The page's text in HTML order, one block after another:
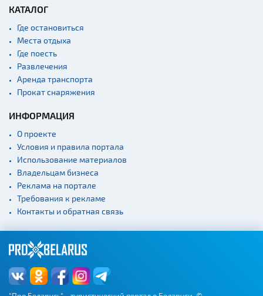
Монастыри
Костелы
Театры
Концертные залы
экскурсий: г. Минск
Спортивные
сооружения
Веломаршруты
Аэропорты
вокзалы
КАТАЛОГ
Где остановиться
Места отдыха
Где поесть
Развлечения
Аренда транспорта
Прокат снаряжения
ИНФОРМАЦИЯ
О проекте
Условия и правила портала
Использование материалов
Владельцам бизнеса
Реклама на портале
Требования к рекламе
Контакты и обратная связь